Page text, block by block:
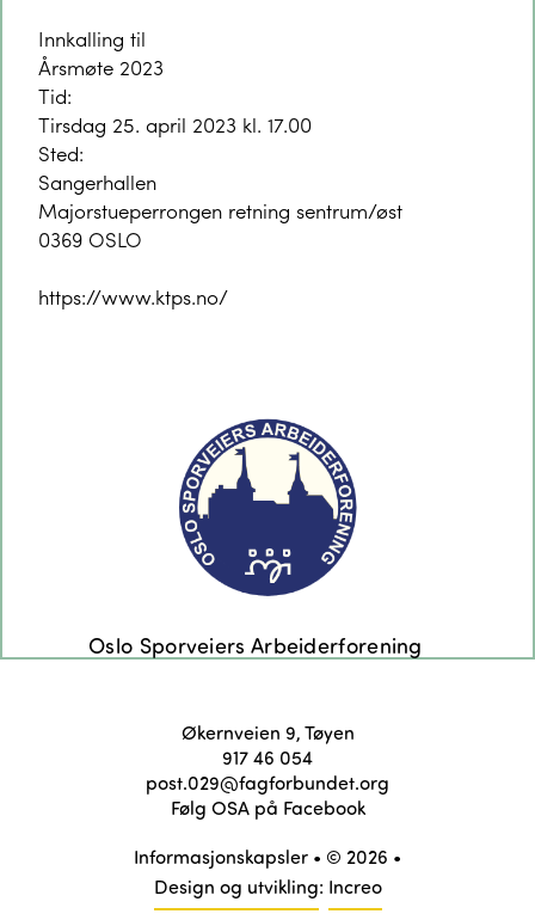
Innkalling til
Årsmøte 2023
Tid:
Tirsdag 25. april 2023 kl. 17.00
Sted:
Sangerhallen
Majorstueperrongen retning sentrum/øst
0369 OSLO
https://www.ktps.no/
Økernveien 9, Tøyen
917 46 054
post.029@fagforbundet.org
Følg OSA på Facebook
Informasjonskapsler • © 2026 •
Design og utvikling: Increo